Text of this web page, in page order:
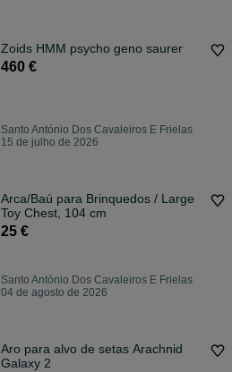
Zoids HMM psycho geno saurer
460 €
Santo António Dos Cavaleiros E Frielas
15 de julho de 2026
Arca/Baú para Brinquedos / Large
Toy Chest, 104 cm
25 €
Santo António Dos Cavaleiros E Frielas
04 de agosto de 2026
Aro para alvo de setas Arachnid
Galaxy 2